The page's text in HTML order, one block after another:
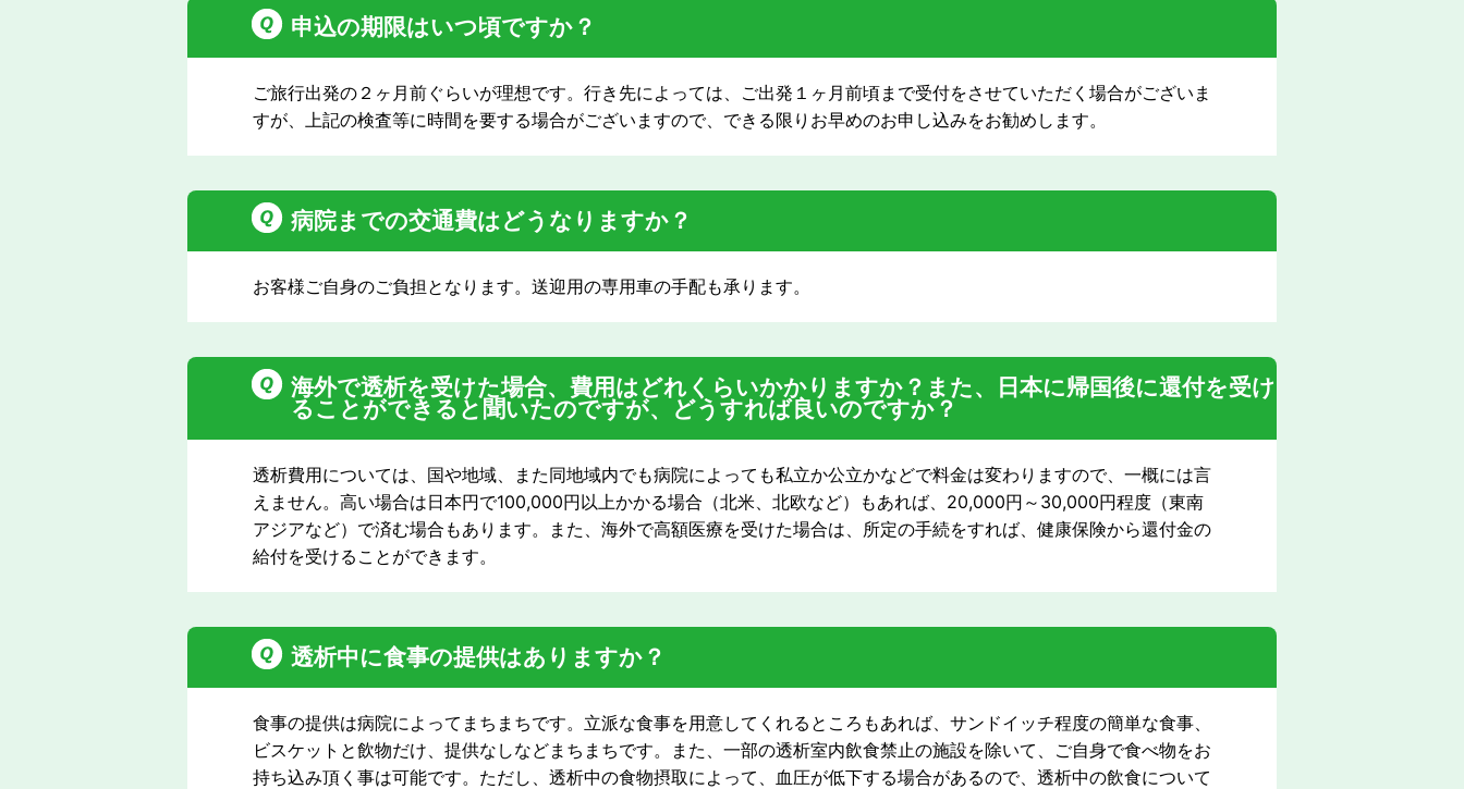
申込の期限はいつ頃ですか？
ご旅行出発の２ヶ月前ぐらいが理想です。行き先によっては、ご出発１ヶ月前頃まで受付をさせていただく場合がございま
すが、上記の検査等に時間を要する場合がございますので、できる限りお早めのお申し込みをお勧めします。
病院までの交通費はどうなりますか？
お客様ご自身のご負担となります。送迎用の専用車の手配も承ります。
海外で透析を受けた場合、費用はどれくらいかかりますか？また、日本に帰国後に還付を受け
ることができると聞いたのですが、どうすれば良いのですか？
透析費用については、国や地域、また同地域内でも病院によっても私立か公立かなどで料金は変わりますので、一概には言
えません。高い場合は日本円で100,000円以上かかる場合（北米、北欧など）もあれば、20,000円～30,000円程度（東南
アジアなど）で済む場合もあります。また、海外で高額医療を受けた場合は、所定の手続をすれば、健康保険から還付金の
給付を受けることができます。
透析中に食事の提供はありますか？
食事の提供は病院によってまちまちです。立派な食事を用意してくれるところもあれば、サンドイッチ程度の簡単な食事、
ビスケットと飲物だけ、提供なしなどまちまちです。また、一部の透析室内飲食禁止の施設を除いて、ご自身で食べ物をお
持ち込み頂く事は可能です。ただし、透析中の食物摂取によって、血圧が低下する場合があるので、透析中の飲食について